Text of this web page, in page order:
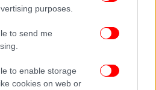
purposes.
to send me
to enable storage
cookies on web or